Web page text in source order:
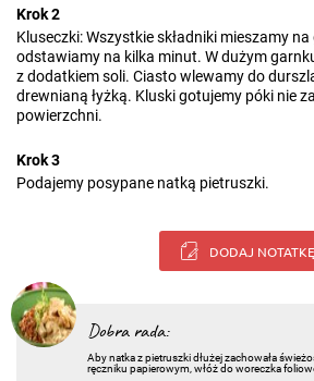
Krok 2
Kluseczki: Wszystkie składniki mieszamy na
odstawiamy na kilka minut. W dużym
z dodatkiem soli. Ciasto wlewamy do
drewnianą łyżką. Kluski gotujemy póki nie
powierzchni.
Krok 3
Podajemy posypane natką pietruszki.
DODAJ NOTATKĘ
Dobra rada:
Aby natka z pietruszki dłużej zachowała
ręczniku papierowym, włóż do woreczka